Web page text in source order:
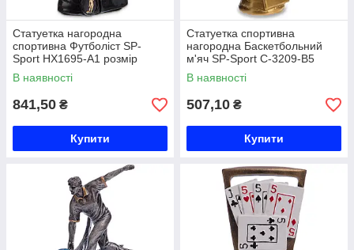
Статуетка нагородна
спортивна Футболіст SP-
Sport HX1695-A1 розмір
12х9х23см срібло Код
HX1695-A1
В наявності
841,50 ₴
Купити
Статуетка спортивна
нагородна Баскетбольний
м'яч SP-Sport C-3209-B5
розмір 19х7х6см золото Код
C-3209-B5
В наявності
507,10 ₴
Купити